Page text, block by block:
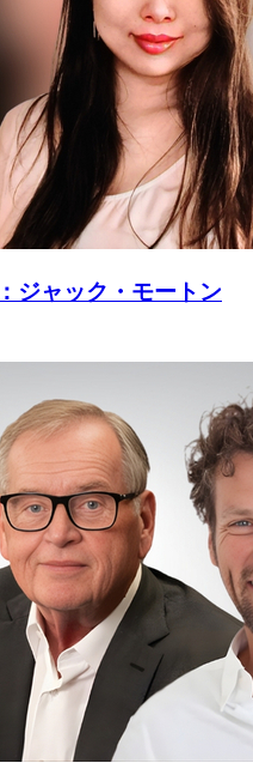
ジャック・モートン